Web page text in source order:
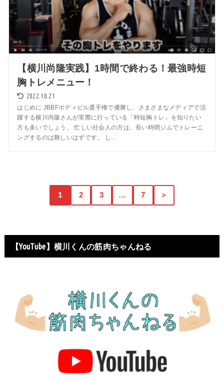
【横川尚隆実践】1時間で終わる！最強時短
胸トレメニュー！
2022.10.21
はじめに JBBFボディビル選手権で優勝し、さまざまなメディアで活
躍する横川尚隆さんが実際に行っている「時短胸トレ」を知りたい
方も多いでしょう。 忙しい社会人の方は、長い時間ジムでトレーニ
ングするのは難しいはずです。 し...
1 2 3 … 7 ＞
【YouTube】横川くんの筋肉ちゃんねる